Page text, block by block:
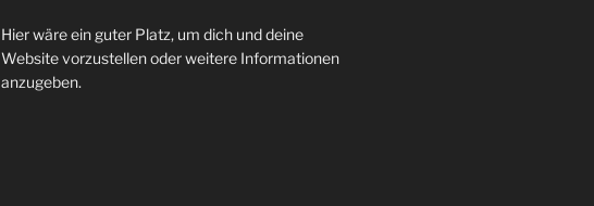
Hier wäre ein guter Platz, um dich und deine
Website vorzustellen oder weitere Informationen
anzugeben.